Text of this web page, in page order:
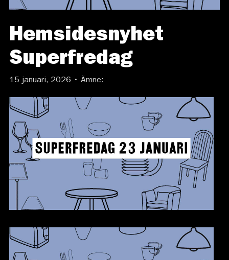
Hemsidesnyhet
Superfredag
15 januari, 2026 • Ämne: